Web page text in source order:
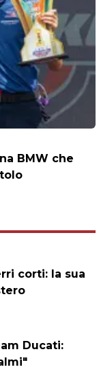
BMW che
corti: la sua
Ducati: